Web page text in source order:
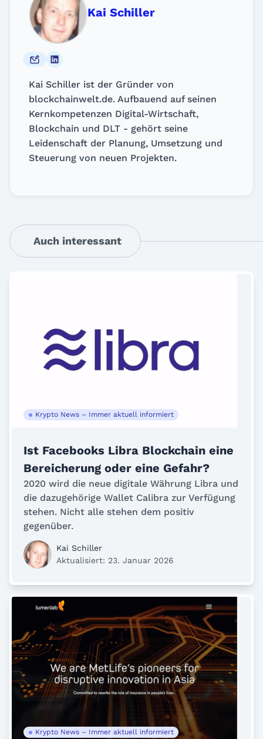
Kai Schiller
Kai Schiller ist der Gründer von
blockchainwelt.de. Aufbauend auf seinen
Kernkompetenzen Digital-Wirtschaft,
Blockchain und DLT - gehört seine
Leidenschaft der Planung, Umsetzung und
Steuerung von neuen Projekten.
Auch interessant
Krypto News – Immer aktuell informiert
Ist Facebooks Libra Blockchain eine
Bereicherung oder eine Gefahr?
2020 wird die neue digitale Währung Libra und
die dazugehörige Wallet Calibra zur Verfügung
stehen. Nicht alle stehen dem positiv
gegenüber.
Kai Schiller
Aktualisiert: 23. Januar 2026
Krypto News – Immer aktuell informiert